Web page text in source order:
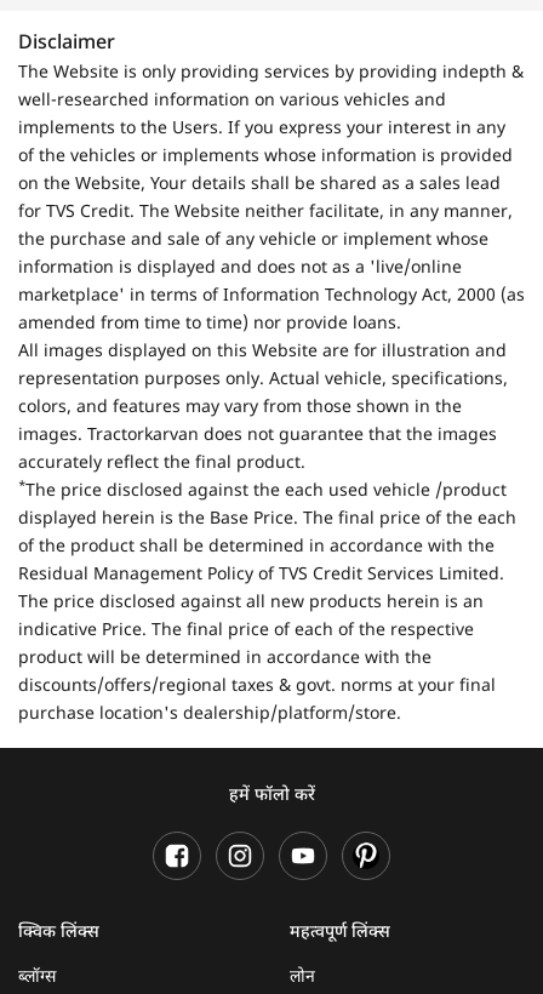
Disclaimer
The Website is only providing services by providing indepth &
well-researched information on various vehicles and
implements to the Users. If you express your interest in any
of the vehicles or implements whose information is provided
on the Website, Your details shall be shared as a sales lead
for TVS Credit. The Website neither facilitate, in any manner,
the purchase and sale of any vehicle or implement whose
information is displayed and does not as a 'live/online
marketplace' in terms of Information Technology Act, 2000 (as
amended from time to time) nor provide loans.
All images displayed on this Website are for illustration and
representation purposes only. Actual vehicle, specifications,
colors, and features may vary from those shown in the
images. Tractorkarvan does not guarantee that the images
accurately reflect the final product.
*The price disclosed against the each used vehicle /product
displayed herein is the Base Price. The final price of the each
of the product shall be determined in accordance with the
Residual Management Policy of TVS Credit Services Limited.
The price disclosed against all new products herein is an
indicative Price. The final price of each of the respective
product will be determined in accordance with the
discounts/offers/regional taxes & govt. norms at your final
purchase location's dealership/platform/store.
हमें फॉलो करें
क्विक लिंक्स
ब्लॉग्स
महत्वपूर्ण लिंक्स
लोन